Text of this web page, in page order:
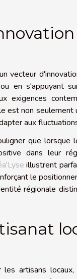
vecteur
en s'appuyant
exigences
est non seulement
aux
que lorsque
dans leur
illustrent
le
régionale
artisans